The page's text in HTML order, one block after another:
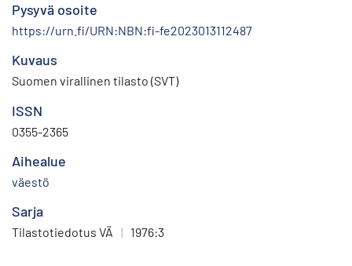
Pysyvä osoite
https://urn.fi/URN:NBN:fi-fe2023013112487
Kuvaus
Suomen virallinen tilasto (SVT)
ISSN
0355-2365
Aihealue
väestö
Sarja
Tilastotiedotus VÄ | 1976:3